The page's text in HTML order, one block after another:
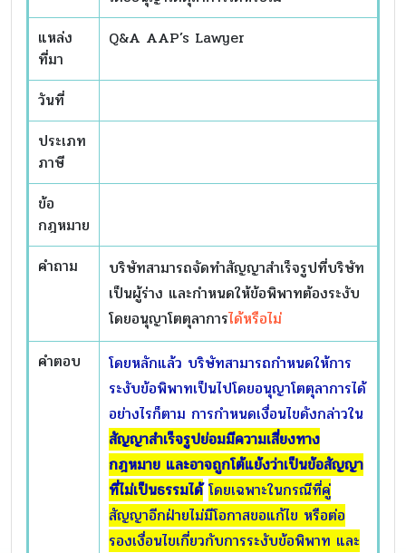
แหล่ง
ที่มา
Q&A AAP’s Lawyer
วันที่
ประเภท
ภาษี
ข้อ
กฎหมาย
คำถาม
บริษัทสามารถจัดทำสัญญาสำเร็จรูปที่บริษัท
เป็นผู้ร่าง และกำหนดให้ข้อพิพาทต้องระงับ
โดยอนุญาโตตุลาการได้หรือไม่
คำตอบ
โดยหลักแล้ว บริษัทสามารถกำหนดให้การ
ระงับข้อพิพาทเป็นไปโดยอนุญาโตตุลาการได้
อย่างไรก็ตาม การกำหนดเงื่อนไขดังกล่าวใน
สัญญาสำเร็จรูปย่อมมีความเสี่ยงทาง
กฎหมาย และอาจถูกโต้แย้งว่าเป็นข้อสัญญา
ที่ไม่เป็นธรรมได้ โดยเฉพาะในกรณีที่คู่
สัญญาอีกฝ่ายไม่มีโอกาสขอแก้ไข หรือต่อ
รองเงื่อนไขเกี่ยวกับการระงับข้อพิพาท และ